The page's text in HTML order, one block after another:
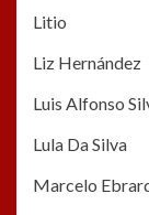
Litio
Liz Hernández
Luis Alfonso
Lula Da Silva
Marcelo